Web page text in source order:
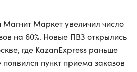
Маркет увеличил число
на 60%. Новые ПВЗ открылись
где KazanExpress раньше
пункт приема заказов